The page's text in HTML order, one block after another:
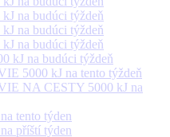
na budúci týždeň
na budúci týždeň
na budúci týždeň
kJ na budúci týždeň
5000 kJ na tento týždeň
NA CESTY 5000 kJ na
tento týden
příští týden